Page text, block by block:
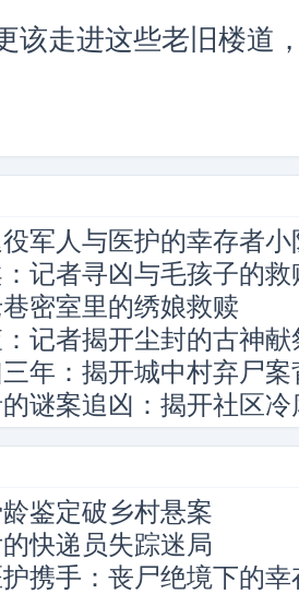
该走进这些老旧楼道
军人与医护的幸存者小
记者寻凶与毛孩子的救
密室里的绣娘救赎
记者揭开尘封的古神献
年：揭开城中村弃尸
谜案追凶：揭开社区
鉴定破乡村悬案
快递员失踪迷局
携手：丧尸绝境下的